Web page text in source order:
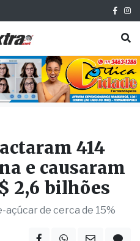
414
e causaram